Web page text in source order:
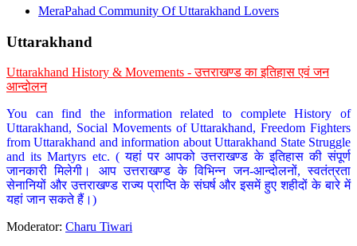
MeraPahad Community Of Uttarakhand Lovers
Uttarakhand
Uttarakhand History & Movements - उत्तराखण्ड का इतिहास एवं जन
आन्दोलन
You can find the information related to complete History of
Uttarakhand, Social Movements of Uttarakhand, Freedom Fighters
from Uttarakhand and information about Uttarakhand State Struggle
and its Martyrs etc. ( यहां पर आपको उत्तराखण्ड के इतिहास की संपूर्ण
जानकारी मिलेगी। आप उत्तराखण्ड के विभिन्न जन-आन्दोलनों, स्वतंत्रता
सेनानियों और उत्तराखण्ड राज्य प्राप्ति के संघर्ष और इसमें हुए शहीदों के बारे में
यहां जान सकते हैं।)
Moderator: Charu Tiwari